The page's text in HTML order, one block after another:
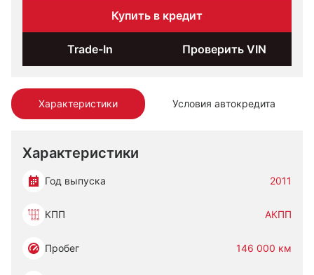
Характеристики Условия автокредита
Характеристики
Год выпуска 2011
КПП АКПП
Пробег 146 000 км
Купить в кредит
Trade-In Проверить VIN